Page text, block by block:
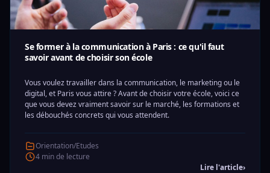
Se former à la communication à Paris : ce qu'il faut
savoir avant de choisir son école
Vous voulez travailler dans la communication, le marketing ou le
digital, et Paris vous attire ? Avant de choisir votre école, voici ce
que vous devez vraiment savoir sur le marché, les formations et
les débouchés concrets qui vous attendent.
Orientation/Etudes
4 min de lecture
Lire l'article›